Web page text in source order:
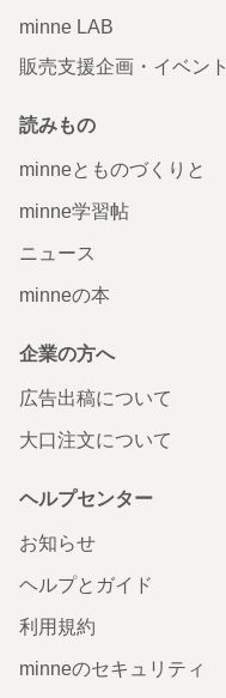
minne LAB
販売支援企画・イベント
読みもの
minneとものづくりと
minne学習帖
ニュース
minneの本
企業の方へ
広告出稿について
大口注文について
ヘルプセンター
お知らせ
ヘルプとガイド
利用規約
minneのセキュリティ